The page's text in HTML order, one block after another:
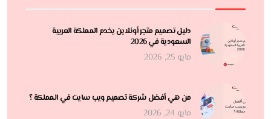
دليل تصميم متجر أونلاين يخدم المملكة العربية
السعودية في 2026
مايو 25, 2026
من هي أفضل شركة تصميم ويب سايت في المملكة ؟
مايو 24, 2026